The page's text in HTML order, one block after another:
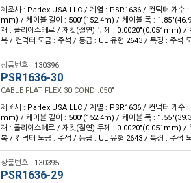
제조사 : Parlex USA LLC / 계열 : PSR1636 / 컨덕터 개수
mm) / 케이블 길이 : 500'(152.4m) / 케이블 폭 :
재 : 폴리에스테르 / 재킷(절연) 두께 : 0.0020"(0.051mm) /
복 / 컨덕터 도금 : 주석 / 등급 : UL 유형 2643 / 특징 : 주석
상품번호 : 130396
PSR1636-30
CABLE FLAT FLEX 30 COND .050"
제조사 : Parlex USA LLC / 계열 : PSR1636 / 컨덕터 개수
mm) / 케이블 길이 : 500'(152.4m) / 케이블 폭 :
재 : 폴리에스테르 / 재킷(절연) 두께 : 0.0020"(0.051mm) /
복 / 컨덕터 도금 : 주석 / 등급 : UL 유형 2643 / 특징 : 주석
상품번호 : 130395
PSR1636-29